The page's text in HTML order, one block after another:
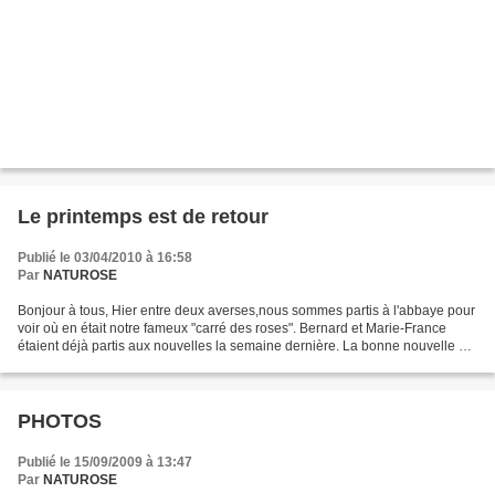
Le printemps est de retour
Publié le 03/04/2010 à 16:58
Par NATUROSE
Bonjour à tous, Hier entre deux averses,nous sommes partis à l'abbaye pour
voir où en était notre fameux "carré des roses". Bernard et Marie-France
étaient déjà partis aux nouvelles la semaine dernière. La bonne nouvelle est
PHOTOS
Publié le 15/09/2009 à 13:47
Par NATUROSE